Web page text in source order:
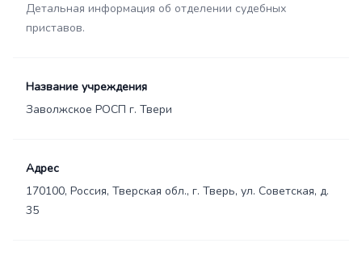
Детальная информация об отделении судебных
приставов.
Название учреждения
Заволжское РОСП г. Твери
Адрес
170100, Россия, Тверская обл., г. Тверь, ул. Советская, д.
35